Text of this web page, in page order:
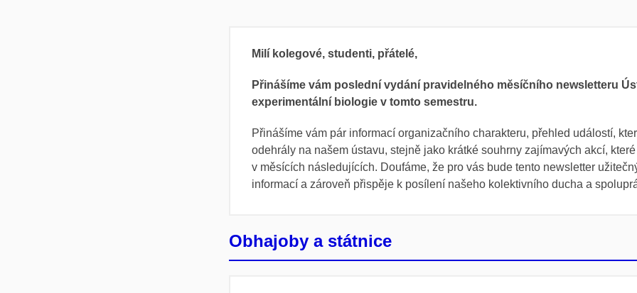
Milí kolegové, studenti, přátelé,
Přinášíme vám poslední vydání pravidelného měsíčního newsletteru
experimentální biologie v tomto semestru.
Přinášíme vám pár informací organizačního charakteru, přehled událostí,
odehrály na našem ústavu, stejně jako krátké souhrny zajímavých akcí,
v měsících následujících. Doufáme, že pro vás bude tento newsletter
informací a zároveň přispěje k posílení našeho kolektivního ducha a
Obhajoby a státnice